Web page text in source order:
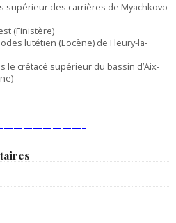
supérieur des carrières de Myachkovo
(Finistère)
lutétien (Eocène) de Fleury-la-
crétacé supérieur du bassin d’Aix-